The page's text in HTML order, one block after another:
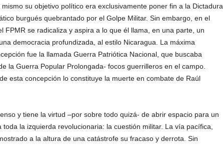
su objetivo político era exclusivamente poner fin a la Dictadura
burgués quebrantado por el Golpe Militar. Sin embargo, en el
FPMR se radicaliza y aspira a lo que él llama, en una parte, un
democracia profundizada, al estilo Nicaragua. La máxima
fue la llamada Guerra Patriótica Nacional, que buscaba
la Guerra Popular Prolongada- focos guerrilleros en el campo.
esta concepción lo constituye la muerte en combate de Raúl
y tiene la virtud –por sobre todo quizá- de abrir espacio para un
la izquierda revolucionaria: la cuestión militar. La vía pacífica,
a la altura de una catástrofe su fracaso y derrota. Sin